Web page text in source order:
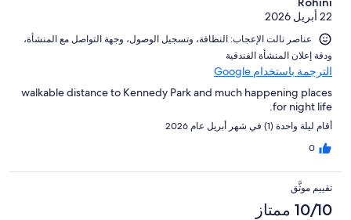
22 أبريل 2026
عناصر نالت الإعجاب: ⁦النظافة⁩، و⁦تسجيل الوصول⁩، و⁦جهة التواصل مع المنشأة⁩،
و⁦دقة إعلان المنشأة الفندقية⁩
الترجمة باستخدام Google
walkable distance to Kennedy Park and much happening places
for night life.
أقام ليلة واحدة (1) في شهر أبريل عام 2026
0
تقييم موثَّق
10/10 ممتاز